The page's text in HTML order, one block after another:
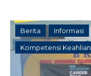
Berita Informasi
Kompetensi Keahlian